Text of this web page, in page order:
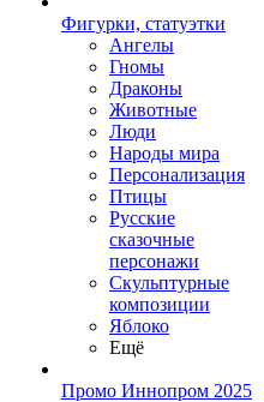
Фигурки, статуэтки
Ангелы
Гномы
Драконы
Животные
Люди
Народы мира
Персонализация
Птицы
Русские
сказочные
персонажи
Скульптурные
композиции
Яблоко
Ещё
Промо Иннопром 2025